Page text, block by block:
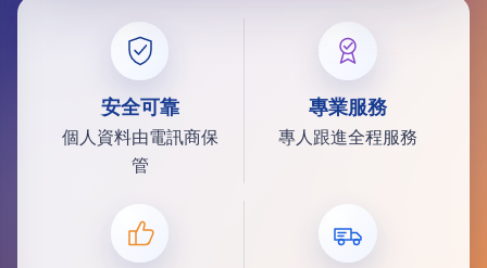
安全可靠
個人資料由電訊商保
管
專業服務
專人跟進全程服務